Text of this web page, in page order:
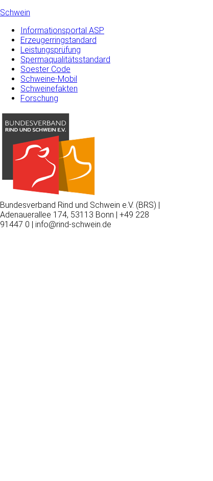
Schwein
Informationsportal ASP
Erzeugerringstandard
Leistungsprüfung
Spermaqualitätsstandard
Soester Code
Schweine-Mobil
Schweinefakten
Forschung
Bundesverband Rind und Schwein e.V. (BRS) |
Adenauerallee 174, 53113 Bonn | +49 228
91447 0 | info@rind-schwein.de